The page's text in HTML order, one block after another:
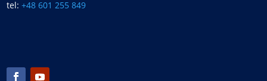
tel:+48 601 255 849